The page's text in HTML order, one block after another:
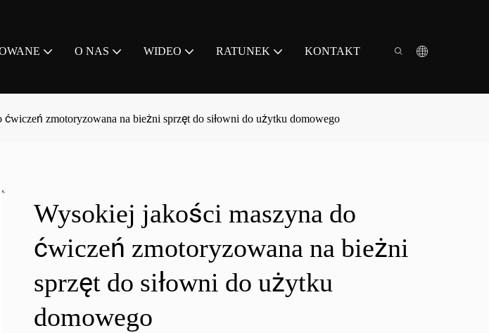
O NAS WIDEO RATUNEK KONTAKT
zmotoryzowana na bieżni sprzęt do siłowni do użytku domowego
Wysokiej jakości maszyna do
ćwiczeń zmotoryzowana na bieżni
sprzęt do siłowni do użytku
domowego